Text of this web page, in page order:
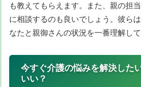
も教えてもらえます。また、親の担
に相談するのも良いでしょう。彼ら
なたと親御さんの状況を一番理解して
今すぐ介護の悩みを解決した
いい？